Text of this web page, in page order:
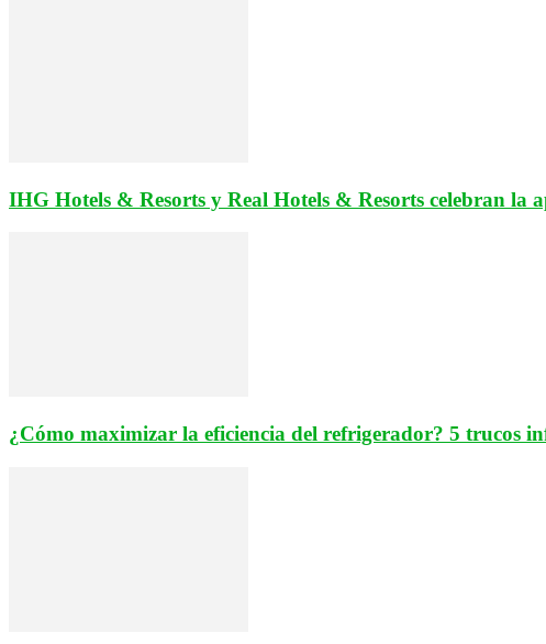
IHG Hotels & Resorts y Real Hotels & Resorts celebran
¿Cómo maximizar la eficiencia del refrigerador? 5 trucos